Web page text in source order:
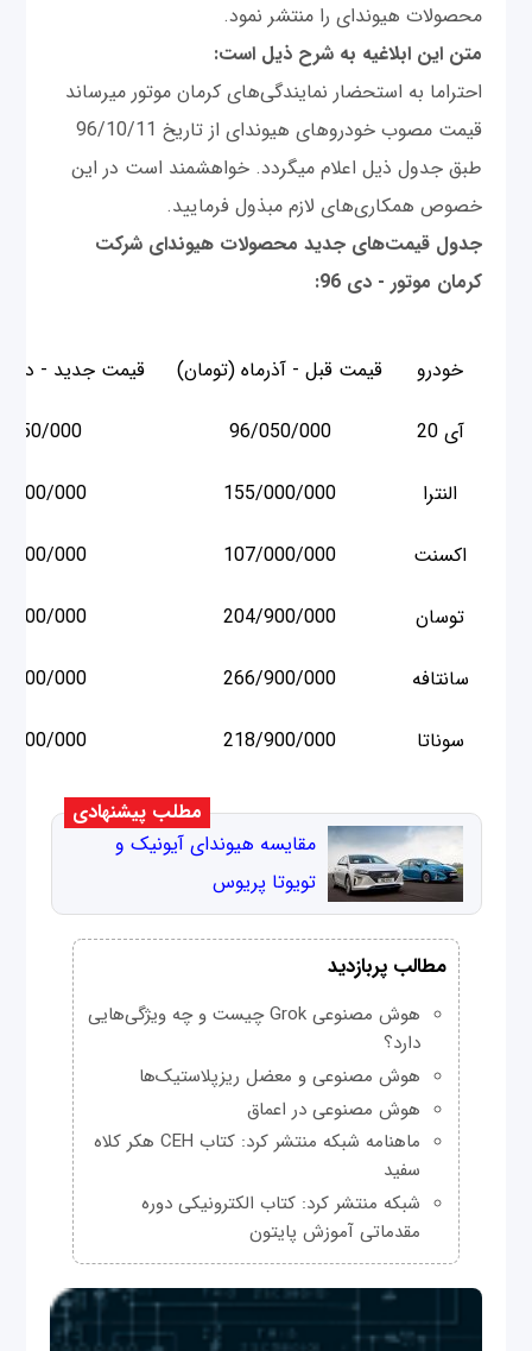
محصولات هیوندای را منتشر نمود.
متن این ابلاغیه به شرح ذیل است:
احتراما به استحضار نمایند‌گی‌های کرمان موتور میرساند
قیمت مصوب خودروهای هیوندای از تاریخ 96/10/11
طبق جدول ذیل اعلام میگردد. خواهشمند است در این
خصوص همکاری‌های لازم مبذول فرمایید.
جدول قیمت‌های جدید محصولات هیوندای شرکت
کرمان موتور - دی 96
:
خودرو قیمت قبل - آذرماه (تومان) قیمت جدید - دی
آی 20 96/050/000
050/000
النترا 155/000/000
000/000
اکسنت 107/000/000
000/000
توسان 204/900/000
000/000
سانتافه 266/900/000
000/000
سوناتا 218/900/000
000/000
مطلب پیشنهادی
مقایسه هیوندای آیونیک و
تویوتا پریوس
مطالب پربازدید
هوش مصنوعی Grok چیست و چه ویژگی‌هایی
دارد؟
هوش مصنوعی و معضل ریزپلاستیک‌ها
هوش مصنوعی در اعماق
ماهنامه شبکه منتشر کرد: کتاب CEH هکر کلاه
سفید
شبکه منتشر کرد: کتاب الکترونیکی دوره
مقدماتی آموزش پایتون